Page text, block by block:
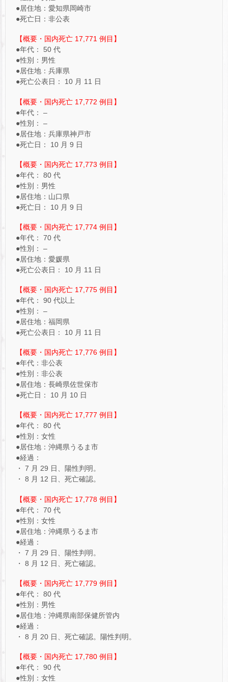
●居住地：愛知県岡崎市
●死亡日：非公表
【概要・国内死亡 17,771 例目】
●年代： 50 代
●性別：男性
●居住地：兵庫県
●死亡公表日： 10 月 11 日
【概要・国内死亡 17,772 例目】
●年代： –
●性別： –
●居住地：兵庫県神戸市
●死亡日： 10 月 9 日
【概要・国内死亡 17,773 例目】
●年代： 80 代
●性別：男性
●居住地：山口県
●死亡日： 10 月 9 日
【概要・国内死亡 17,774 例目】
●年代： 70 代
●性別： –
●居住地：愛媛県
●死亡公表日： 10 月 11 日
【概要・国内死亡 17,775 例目】
●年代： 90 代以上
●性別： –
●居住地：福岡県
●死亡公表日： 10 月 11 日
【概要・国内死亡 17,776 例目】
●年代：非公表
●性別：非公表
●居住地：長崎県佐世保市
●死亡日： 10 月 10 日
【概要・国内死亡 17,777 例目】
●年代： 80 代
●性別：女性
●居住地：沖縄県うるま市
●経過：
・ 7 月 29 日、陽性判明。
・ 8 月 12 日、死亡確認。
【概要・国内死亡 17,778 例目】
●年代： 70 代
●性別：女性
●居住地：沖縄県うるま市
●経過：
・ 7 月 29 日、陽性判明。
・ 8 月 12 日、死亡確認。
【概要・国内死亡 17,779 例目】
●年代： 80 代
●性別：男性
●居住地：沖縄県南部保健所管内
●経過：
・ 8 月 20 日、死亡確認。陽性判明。
【概要・国内死亡 17,780 例目】
●年代： 90 代
●性別：女性